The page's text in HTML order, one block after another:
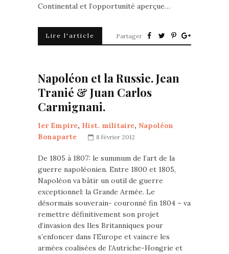
Continental et l’opportunité aperçue…
Lire l'article Partager
Napoléon et la Russie. Jean
Tranié & Juan Carlos
Carmignani.
1er Empire, Hist. militaire, Napoléon
Bonaparte
8 février 2012
De 1805 à 1807: le summum de l’art de la
guerre napoléonien. Entre 1800 et 1805,
Napoléon va bâtir un outil de guerre
exceptionnel: la Grande Armée. Le
désormais souverain- couronné fin 1804 – va
remettre définitivement son projet
d’invasion des Iles Britanniques pour
s’enfoncer dans l’Europe et vaincre les
armées coalisées de l’Autriche-Hongrie et